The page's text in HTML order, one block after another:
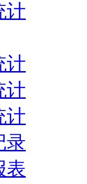
计
计
计
计
录
表